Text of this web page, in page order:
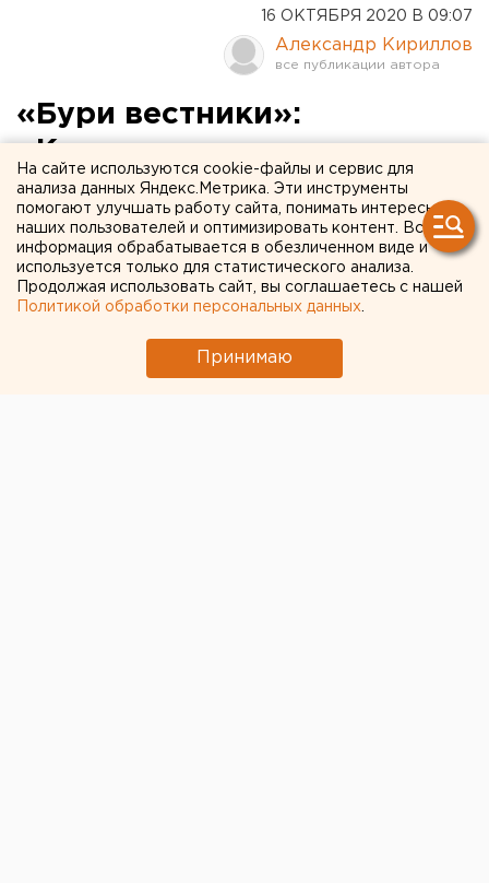
16 ОКТЯБРЯ 2020 В 09:07
Александр Кириллов
«Бури вестники»:
«Коммерсантъ»
заканчивает работу над
книгой о Свердловске 80-х
На сайте используются cookie-файлы и сервис для
анализа данных Яндекс.Метрика. Эти инструменты
помогают улучшать работу сайта, понимать интересы
наших пользователей и оптимизировать контент. Вся
информация обрабатывается в обезличенном виде и
используется только для статистического анализа.
Продолжая использовать сайт, вы соглашаетесь с нашей
Политикой обработки персональных данных
Принимаю